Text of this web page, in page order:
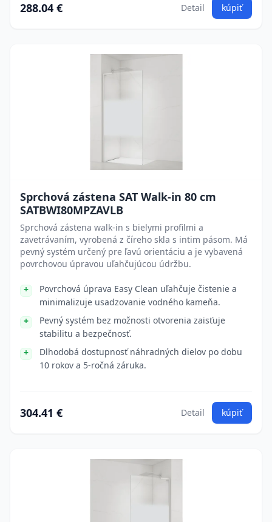
288.04 € Detail kúpiť
Sprchová zástena SAT Walk-in 80 cm
SATBWI80MPZAVLB
Sprchová zástena walk-in s bielymi profilmi a
zavetrávaním, vyrobená z číreho skla s intim pásom. Má
pevný systém určený pre ľavú orientáciu a je vybavená
povrchovou úpravou uľahčujúcou údržbu.
Povrchová úprava Easy Clean uľahčuje čistenie a
minimalizuje usadzovanie vodného kameňa.
Pevný systém bez možnosti otvorenia zaisťuje
stabilitu a bezpečnosť.
Dlhodobá dostupnosť náhradných dielov po dobu
10 rokov a 5-ročná záruka.
304.41 € Detail kúpiť